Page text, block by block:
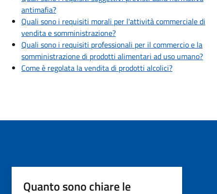
antimafia?
Quali sono i requisiti morali per l'attività commerciale di
vendita e somministrazione?
Quali sono i requisiti professionali per il commercio e la
somministrazione di prodotti alimentari ad uso umano?
Come è regolata la vendita di prodotti alcolici?
Quanto sono chiare le